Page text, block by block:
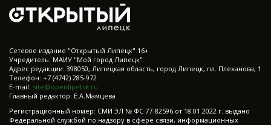
Cетевое издание "Открытый Липецк" 16+
Учредитель: МАИУ "Мой город Липецк"
Адрес редакции: 398050, Липецкая область, город Липецк, пл. Плеханова, 1
Телефон: +7 (4742) 285-972
E-mail: site@openlipetsk.ru
Главный редактор: Е.А.Мамцева
Регистрационный номер: СМИ ЭЛ № ФС 77-82596 от 18.01.2022 г. выдано
Федеральной службой по надзору в сфере связи, информационных